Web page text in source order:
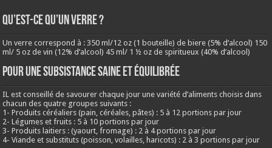
QU’EST-CE QU’UN VERRE ?
Un verre correspond à : 350 ml/12 oz (1 bouteille) de biere (5% d’alcool) 150
ml/ 5 oz de vin (12% d’alcool) 45 ml/ 1 ½ oz de spiritueux (40% d’alcool)
Pour une subsistance saine et équilibrée
IL est conseillé de savourer chaque jour une variété d’aliments choisis dans
chacun des quatre groupes suivants :
1- Produits céréaliers (pain, céréales, pâtes) : 5 à 12 portions par jour
2- Légumes et fruits : 5 à 10 portions par jour
3- Produits laitiers : (yaourt, fromage) : 2 à 4 portions par jour
4- Viande et substituts (poisson, volailles, haricots) : 2 à 3 portions par jour